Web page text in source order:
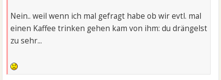
Nein.. weil wenn ich mal gefragt habe ob wir evtl. mal
einen Kaffee trinken gehen kam von ihm: du drängelst
zu sehr...